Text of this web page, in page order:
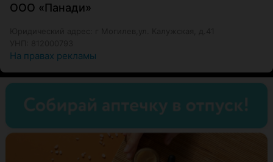
ООО «Панади»
На правах рекламы